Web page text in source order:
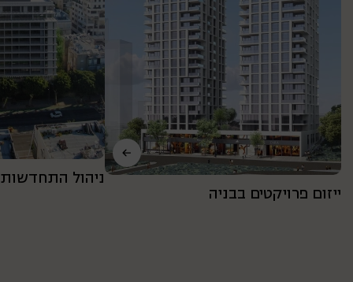
ייזום פרויקטים בבניה
ניהול התחדשות